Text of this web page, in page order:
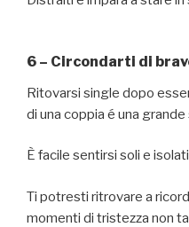
6 – Circondarti di
Ritovarsi single dopo
di una coppia é una grande
È facile sentirsi soli e isolati
Ti potresti ritrovare a
momenti di tristezza non